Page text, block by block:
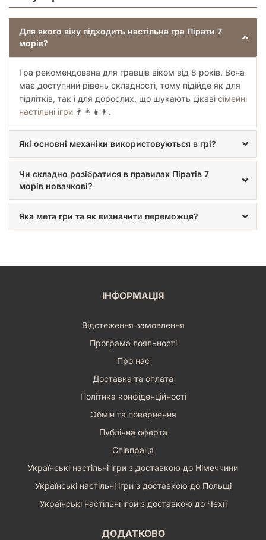
Для якого віку підходить настільна гра Пірати 7
морів?
Гра рекомендована для гравців віком від 8 років. Вона
має доступний рівень складності, тому підійде як для
підлітків, так і для дорослих, що шукають цікаві сімейні
настільні ігри 👨‍👩‍👧‍👦.
Які основні механіки використовуються в грі?
Чи складно розібратися в правилах Піратів 7
морів новачкові?
Яка мета гри та як визначити переможця?
ІНФОРМАЦІЯ
Відстеження замовлення
Програма лояльності
Про нас
Доставка та оплата
Політика конфіденційності
Обмін та повернення
Публічна оферта
Співпраця
Українські настільні ігри з доставкою до Німеччини
Українські настільні ігри з доставкою до Польщі
Українські настільні ігри з доставкою до Чехії
ДОДАТКОВО